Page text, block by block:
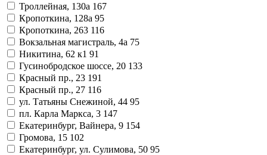
Троллейная, 130а 167
Кропоткина, 128а 95
Кропоткина, 263 116
Вокзальная магистраль, 4а 75
Никитина, 62 к1 91
Гусинобродское шоссе, 20 133
Красный пр., 23 191
Красный пр., 27 116
ул. Татьяны Снежиной, 44 95
пл. Карла Маркса, 3 147
Екатеринбург, Вайнера, 9 154
Громова, 15 102
Екатеринбург, ул. Сулимова, 50 95